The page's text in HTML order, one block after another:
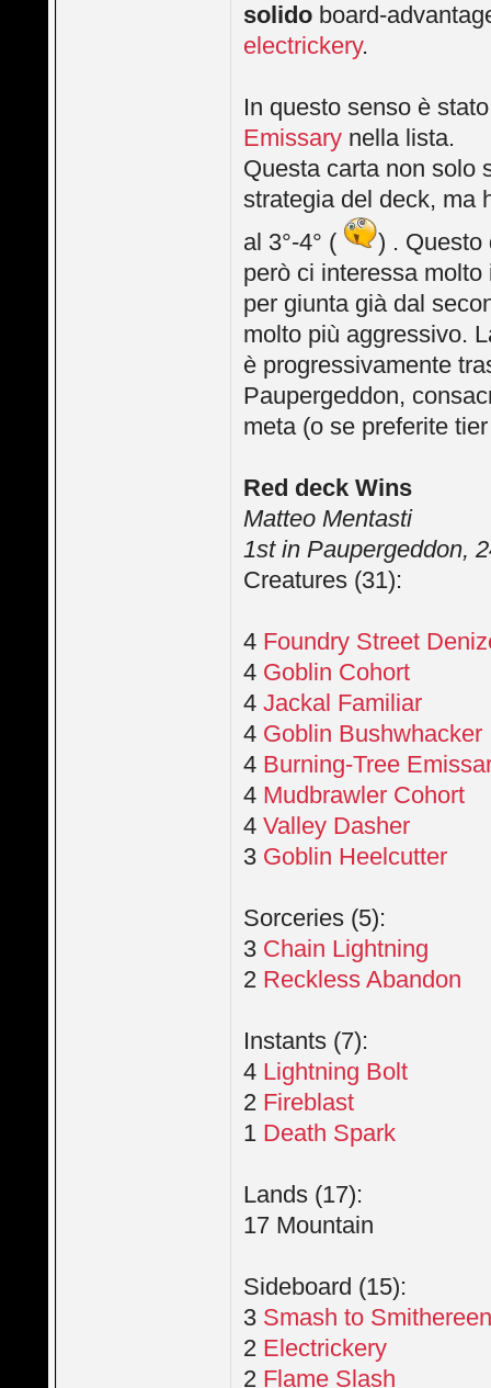
solido board-
electrickery.
In questo senso è
Emissary nella lista.
Questa carta non solo
strategia del deck, ma
al 3°-4° (
) . Questo
però ci interessa
per giunta già dal
molto più aggressivo.
è progressivamente
Paupergeddon,
meta (o se preferite
Red deck Wins
Matteo Mentasti
1st in Paupergeddon,
Creatures (31):
4 Foundry Street
4 Goblin Cohort
4Jackal Familiar
4 Goblin Bushwhacker
4 Burning-Tree
4 Mudbrawler Cohort
4Valley Dasher
3 Goblin Heelcutter
Sorceries (5):
3 Chain Lightning
2 Reckless Abandon
Instants (7):
4 Lightning Bolt
2 Fireblast
1 Death Spark
Lands (17):
17 Mountain
Sideboard (15):
3 Smash to
2 Electrickery
2 Flame Slash